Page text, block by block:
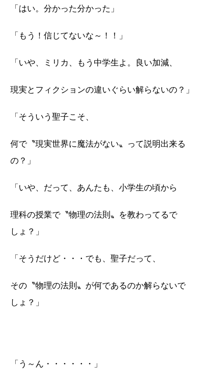
「はい。分かった分かった」
「もう！信じてないな～！！」
「いや、ミリカ、もう中学生よ。良い加減、
現実とフィクションの違いぐらい解らないの？」
「そういう聖子こそ、
何で〝現実世界に魔法がない〟って説明出来る
の？」
「いや、だって、あんたも、小学生の頃から
理科の授業で〝物理の法則〟を教わってるで
しょ？」
「そうだけど・・・でも、聖子だって、
その〝物理の法則〟が何であるのか解らないで
しょ？」
「う～ん・・・・・・」